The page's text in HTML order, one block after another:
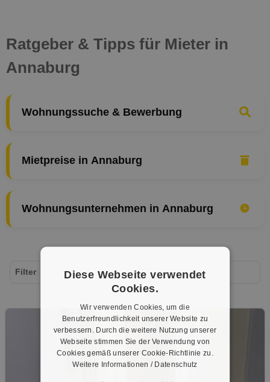
Ratgeber & Tipps für Mieter in
Annaburg
Wohnungssuche & Bewerbung
Mietpreise in Annaburg
Wohnungsunternehmen in Annaburg
Filter
Diese Webseite verwendet
Cookies.
Wir verwenden Cookies, um die
Benutzerfreundlichkeit unserer Website zu
verbessern. Durch die weitere Nutzung unserer
Webseite stimmen Sie der Verwendung von
Cookies gemäß unserer Cookie-Richtlinie zu.
Weitere Informationen / Datenschutz